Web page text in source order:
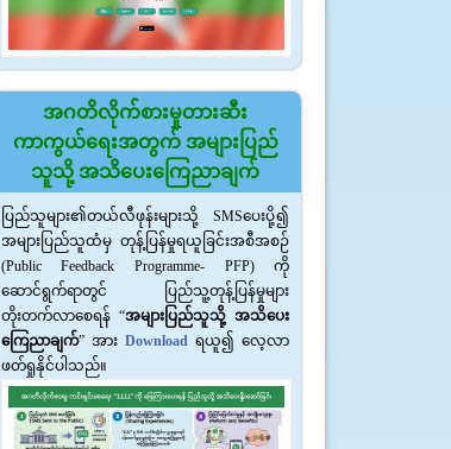
အဂတိလိုက်စားမှုတားဆီး
ကာကွယ်ရေးအတွက် အများပြည်
သူသို့ အသိပေးကြေညာချက်
ပြည်သူများ၏တယ်လီဖုန်းများသို့ SMSပေးပို့၍
အများပြည်သူထံမှ တုန့်ပြန်မှုရယူခြင်းအစီအစဉ်
(Public Feedback Programme- PFP) ကို
ဆောင်ရွက်ရာတွင် ပြည်သူ့တုန့်ပြန်မှုများ
တိုးတက်လာစေရန် “အများပြည်သူသို့ အသိပေး
ကြေညာချက်” အားDownload ရယူ၍ လေ့လာ
ဖတ်ရှုနိုင်ပါသည်။